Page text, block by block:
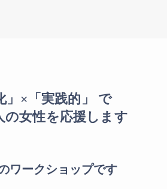
」×「実践的」 で
の女性を応援します
ワークショップです